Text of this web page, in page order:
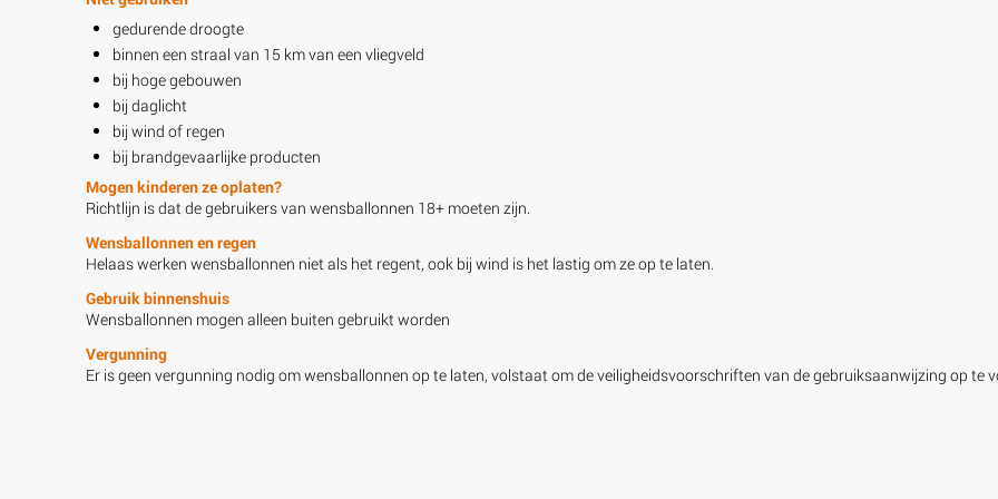
gedurende droogte
binnen een straal van 15 km van een vliegveld
bij hoge gebouwen
bij daglicht
bij wind of regen
bij brandgevaarlijke producten
Mogen kinderen ze oplaten?
Richtlijn is dat de gebruikers van wensballonnen 18+ moeten zijn.
Wensballonnen en regen
Helaas werken wensballonnen niet als het regent, ook bij wind is het lastig om ze op te laten.
Gebruik binnenshuis
Wensballonnen mogen alleen buiten gebruikt worden
Vergunning
Er is geen vergunning nodig om wensballonnen op te laten, volstaat om de veiligheidsvoorschriften van de gebruiksaanwijzing op te